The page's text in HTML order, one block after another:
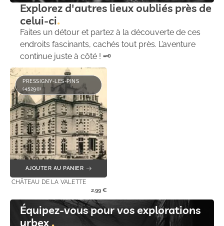
Explorez d'autres lieux oubliés près de
celui-ci
Faites un détour et partez à la découverte de ces
endroits fascinants, cachés tout près. L’aventure
continue juste à côté ! 🗝️
PRESSIGNY-LES-PINS
(45290)
AJOUTER AU PANIER
CHÂTEAU DE LA VALETTE
2,99 €
Équipez-vous pour vos explorations
urbex